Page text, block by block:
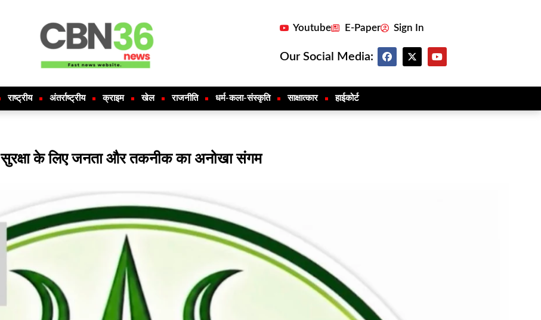
Youtube E-Paper Sign In
Our Social Media:
राष्ट्रीय अंतर्राष्ट्रीय क्राइम खेल राजनीति धर्म-कला-संस्कृति साक्षात्कार हाईकोर्ट
सुरक्षा के लिए जनता और तकनीक का अनोखा संगम